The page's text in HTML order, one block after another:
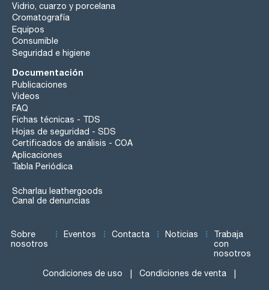
Vidrio, cuarzo y porcelana
Cromatografía
Equipos
Consumible
Seguridad e higiene
Documentación
Publicaciones
Videos
FAQ
Fichas técnicas - TDS
Hojas de seguridad - SDS
Certificados de análisis - COA
Aplicaciones
Tabla Periódica
Scharlau leathergoods
Canal de denuncias
Sobre
nosotros
Eventos Contacta Noticias
Trabaja
con
nosotros
Condiciones de uso Condiciones de venta